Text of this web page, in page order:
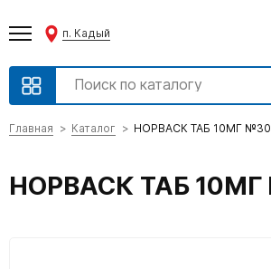
п. Кадый
Главная Каталог НОРВАСК ТАБ 10МГ №30
НОРВАСК ТАБ